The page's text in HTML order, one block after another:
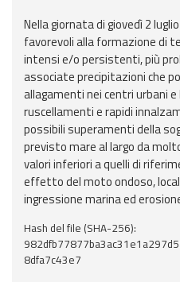
Aggiornamenti
Informazioni
utili
Domande
frequenti
Guida per gli
sviluppatori
Il progetto
Allerta
Meteo
Nella giornata di giovedì 2
favorevoli alla formazione di
intensi e/o persistenti, più
associate precipitazioni che
allagamenti nei centri urbani
ruscellamenti e rapidi
possibili superamenti della
previsto mare al largo da
valori inferiori a quelli di
effetto del moto ondoso,
ingressione marina ed
Hash del file (SHA-256):
8dfa7c43e7